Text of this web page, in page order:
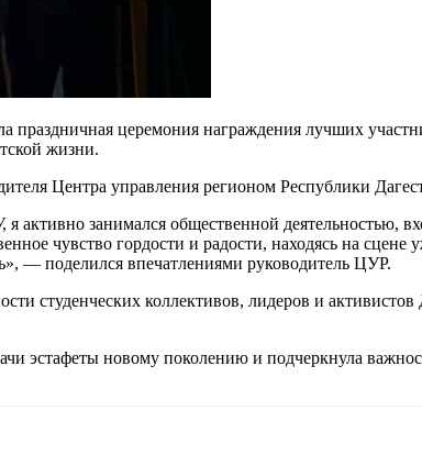
праздничная церемония награждения лучших
жизни.
Центра управления регионом Республики
активно занимался общественной деятельностью,
чувство гордости и радости, находясь на сцене
— поделился впечатлениями руководитель ЦУР.
студенческих коллективов, лидеров и
эстафеты новому поколению и подчеркнула